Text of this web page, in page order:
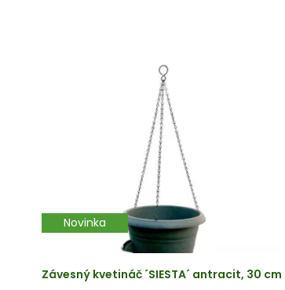
Novinka
Závesný kvetináč ´SIESTA´ antracit, 30 cm